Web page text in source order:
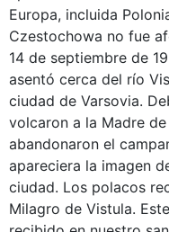
Europa, incluida
Czestochowa no fue
14 de septiembre de
asentó cerca del río
ciudad de Varsovia.
volcaron a la Madre
abandonaron el
apareciera la imagen
ciudad. Los polacos
Milagro de Vistula.